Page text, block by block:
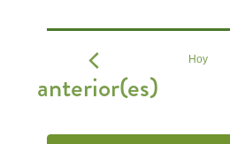
Eventos
anterior(es)
Hoy